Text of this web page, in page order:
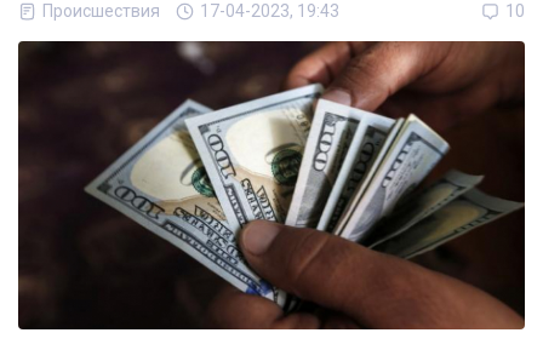
Происшествия 17-04-2023, 19:43 10